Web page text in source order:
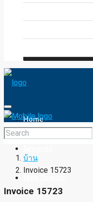
Home
บ้าน
Invoice 15723
Invoice 15723